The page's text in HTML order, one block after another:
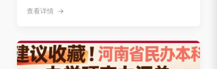
查看详情